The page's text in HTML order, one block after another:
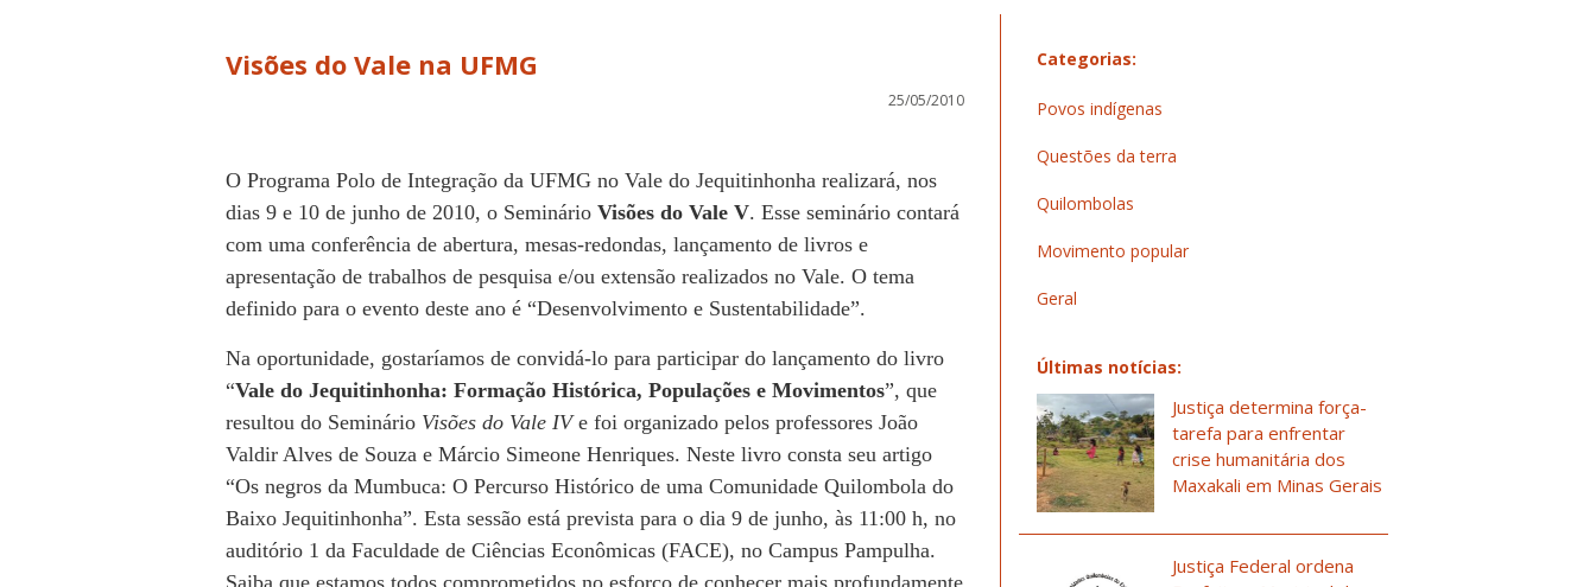
Visões do Vale na UFMG
25/05/2010
O Programa Polo de Integração da UFMG no Vale do Jequitinhonha realizará, nos
dias 9 e 10 de junho de 2010, o Seminário Visões do Vale V. Esse seminário contará
com uma conferência de abertura, mesas-redondas, lançamento de livros e
apresentação de trabalhos de pesquisa e/ou extensão realizados no Vale. O tema
definido para o evento deste ano é “Desenvolvimento e Sustentabilidade”.
Na oportunidade, gostaríamos de convidá-lo para participar do lançamento do livro
“Vale do Jequitinhonha: Formação Histórica, Populações e Movimentos”, que
resultou do Seminário Visões do Vale IVe foi organizado pelos professores João
Valdir Alves de Souza e Márcio Simeone Henriques. Neste livro consta seu artigo
“Os negros da Mumbuca: O Percurso Histórico de uma Comunidade Quilombola do
Baixo Jequitinhonha”. Esta sessão está prevista para o dia 9 de junho, às 11:00 h, no
auditório 1 da Faculdade de Ciências Econômicas (FACE), no Campus Pampulha.
Saiba que estamos todos comprometidos no esforço de conhecer mais profundamente
Categorias:
Povos indígenas
Questões da terra
Quilombolas
Movimento popular
Geral
Últimas notícias:
Justiça determina força-
tarefa para enfrentar
crise humanitária dos
Maxakali em Minas Gerais
Justiça Federal ordena